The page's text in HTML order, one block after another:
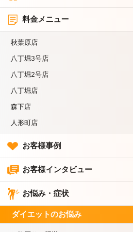
料金メニュー
秋葉原店
八丁堀3号店
八丁堀2号店
八丁堀店
森下店
人形町店
お客様事例
お客様インタビュー
お悩み・症状
ダイエットのお悩み